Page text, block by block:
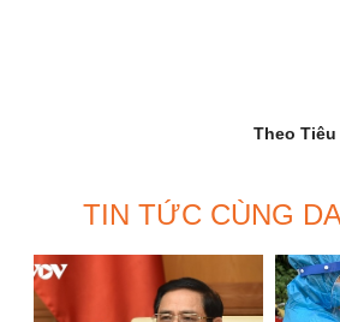
Theo
TIN TỨC CÙNG